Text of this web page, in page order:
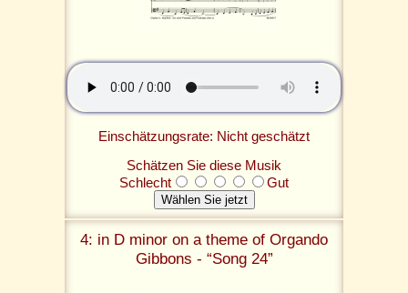
Einschätzungsrate: Nicht geschätzt
Schätzen Sie diese Musik
Schlecht
Gut
4: in D minor on a theme of Orgando
Gibbons - “Song 24”